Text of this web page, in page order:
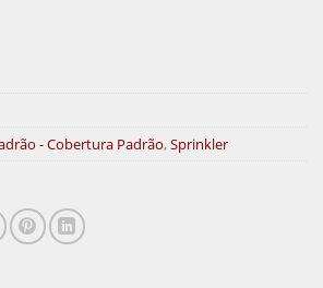
- Cobertura Padrão, Sprinkler